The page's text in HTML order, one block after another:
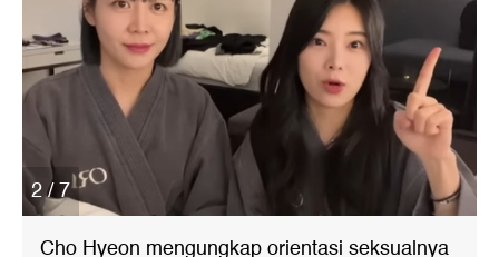
2 / 7
Cho Hyeon mengungkap orientasi seksualnya